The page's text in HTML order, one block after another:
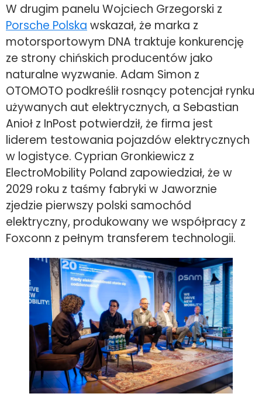
W drugim panelu Wojciech Grzegorski z
Porsche Polska wskazał, że marka z
motorsportowym DNA traktuje konkurencję
ze strony chińskich producentów jako
naturalne wyzwanie. Adam Simon z
OTOMOTO podkreślił rosnący potencjał rynku
używanych aut elektrycznych, a Sebastian
Anioł z InPost potwierdził, że firma jest
liderem testowania pojazdów elektrycznych
w logistyce. Cyprian Gronkiewicz z
ElectroMobility Poland zapowiedział, że w
2029 roku z taśmy fabryki w Jaworznie
zjedzie pierwszy polski samochód
elektryczny, produkowany we współpracy z
Foxconn z pełnym transferem technologii.